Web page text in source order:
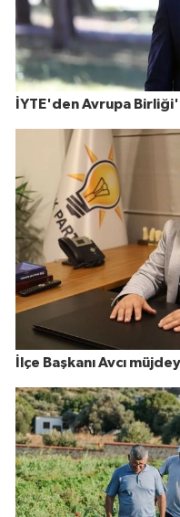
İYTE'den Avrupa
İlçe Başkanı Avcı